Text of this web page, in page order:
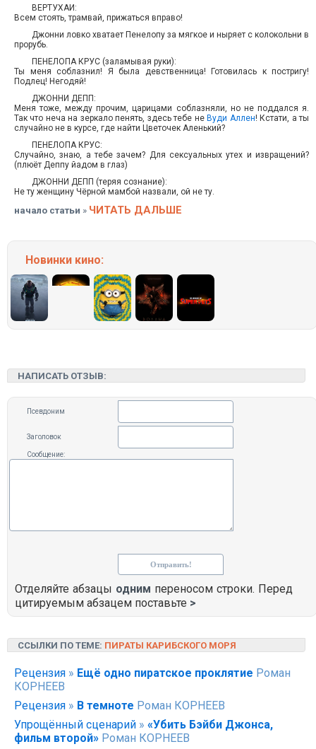
ВЕРТУХАИ:
Всем стоять, трамвай, прижаться вправо!
Джонни ловко хватает Пенелопу за мягкое и ныряет с колокольни в
прорубь.
ПЕНЕЛОПА КРУС (заламывая руки):
Ты меня соблазнил! Я была девственница! Готовилась к постригу!
Подлец! Негодяй!
ДЖОННИ ДЕПП:
Меня тоже, между прочим, царицами соблазняли, но не поддался я.
Так что неча на зеркало пенять, здесь тебе неВуди Аллен! Кстати, а ты
случайно не в курсе, где найти Цветочек Аленький?
ПЕНЕЛОПА КРУС:
Случайно, знаю, а тебе зачем? Для сексуальных утех и извращений?
(плюёт Деппу йадом в глаз)
ДЖОННИ ДЕПП (теряя сознание):
Не ту женщину Чёрной мамбой назвали, ой не ту.
начало статьи » ЧИТАТЬ ДАЛЬШЕ
Новинки кино:
НАПИСАТЬ ОТЗЫВ:
Псевдоним
Заголовок
Сообщение:
Отделяйте абзацы одним переносом строки. Перед
цитируемым абзацем поставьте >
ССЫЛКИ ПО ТЕМЕ: ПИРАТЫ КАРИБСКОГО МОРЯ
Рецензия » Ещё одно пиратское проклятие Роман
КОРНЕЕВ
Рецензия » В темноте Роман КОРНЕЕВ
Упрощённый сценарий » «Убить Бэйби Джонса,
фильм второй» Роман КОРНЕЕВ